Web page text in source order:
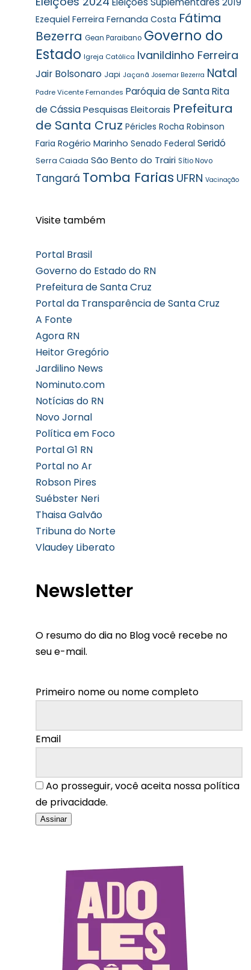
Ezequiel Ferreira Fernanda Costa Fátima
Bezerra Gean Paraibano Governo do
Estado Igreja Católica Ivanildinho Ferreira
Jair Bolsonaro Japi Jaçanã Josemar Bezerra Natal
Padre Vicente Fernandes Paróquia de Santa Rita
de Cássia Pesquisas Eleitorais Prefeitura
de Santa Cruz Péricles Rocha Robinson
Faria Rogério Marinho Senado Federal Seridó
Serra Caiada São Bento do Trairi Sítio Novo
Tangará Tomba Farias UFRN Vacinação
Visite também
Portal Brasil
Governo do Estado do RN
Prefeitura de Santa Cruz
Portal da Transparência de Santa Cruz
A Fonte
Agora RN
Heitor Gregório
Jardilino News
Nominuto.com
Notícias do RN
Novo Jornal
Política em Foco
Portal G1 RN
Portal no Ar
Robson Pires
Suébster Neri
Thaisa Galvão
Tribuna do Norte
Vlaudey Liberato
Newsletter
O resumo do dia no Blog você recebe no
seu e-mail.
Primeiro nome ou nome completo
Email
Ao prosseguir, você aceita nossa política
de privacidade.